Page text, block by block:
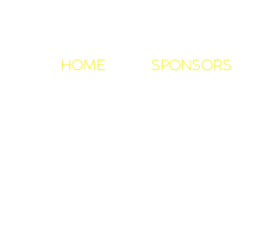
HOME SPONSORS